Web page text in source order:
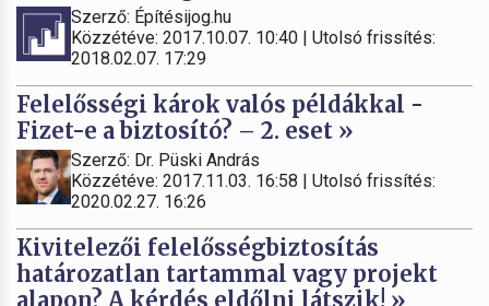
Szerző: Építésijog.hu
Közzétéve: 2017.10.07. 10:40 | Utolsó frissítés:
2018.02.07. 17:29
Felelősségi károk valós példákkal -
Fizet-e a biztosító? – 2. eset »
Szerző: Dr. Püski András
Közzétéve: 2017.11.03. 16:58 | Utolsó frissítés:
2020.02.27. 16:26
Kivitelezői felelősségbiztosítás
határozatlan tartammal vagy projekt
alapon? A kérdés eldőlni látszik! »